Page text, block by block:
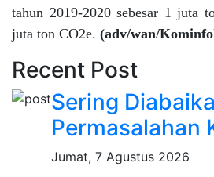
tahun 2019-2020 sebesar 1 juta
juta ton CO2e. (adv/wan/
Recent Post
Sering
Permasalahan
Jumat, 7 Agustus 2026